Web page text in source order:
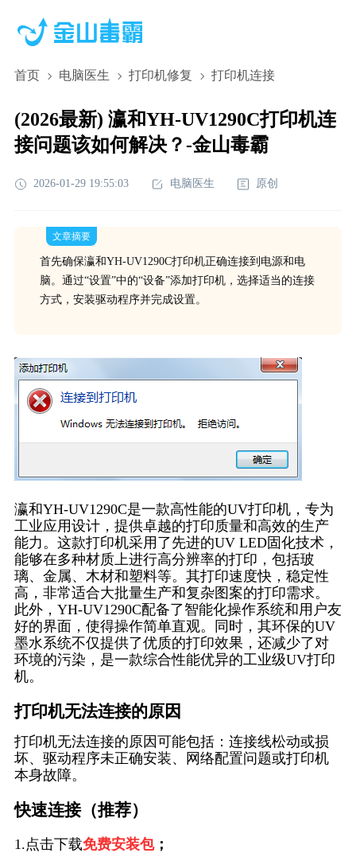
首页 电脑医生 打印机修复 打印机连接
(2026最新) 瀛和YH-UV1290C打印机连
接问题该如何解决？-金山毒霸
2026-01-29 19:55:03 电脑医生 原创
文章摘要
首先确保瀛和YH-UV1290C打印机正确连接到电源和电
脑。通过“设置”中的“设备”添加打印机，选择适当的连接
方式，安装驱动程序并完成设置。
瀛和YH-UV1290C是一款高性能的UV打印机，专为
工业应用设计，提供卓越的打印质量和高效的生产
能力。这款打印机采用了先进的UV LED固化技术，
能够在多种材质上进行高分辨率的打印，包括玻
璃、金属、木材和塑料等。其打印速度快，稳定性
高，非常适合大批量生产和复杂图案的打印需求。
此外，YH-UV1290C配备了智能化操作系统和用户友
好的界面，使得操作简单直观。同时，其环保的UV
墨水系统不仅提供了优质的打印效果，还减少了对
环境的污染，是一款综合性能优异的工业级UV打印
机。
打印机无法连接的原因
打印机无法连接的原因可能包括：连接线松动或损
坏、驱动程序未正确安装、网络配置问题或打印机
本身故障。
快速连接（推荐）
1.点击下载免费安装包；